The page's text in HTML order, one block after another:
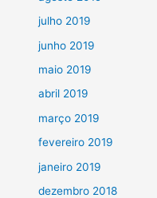
julho 2019
junho 2019
maio 2019
abril 2019
março 2019
fevereiro 2019
janeiro 2019
dezembro 2018